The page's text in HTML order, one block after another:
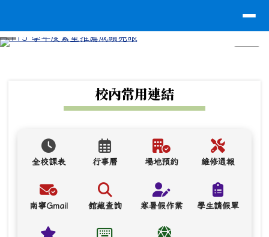
校內常用連結
全校課表 行事曆 場地預約 維修通報
南寧Gmail 館藏查詢 寒暑假作業 學生請假單